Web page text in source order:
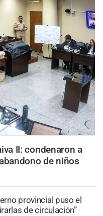
II: condenaron a
de niños
provincial puso el
de circulación”